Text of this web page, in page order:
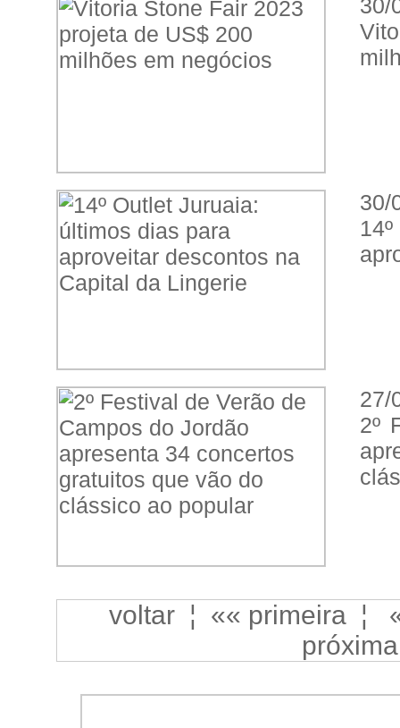
30/
30/
27/
2º
voltar ¦ «« primeira ¦